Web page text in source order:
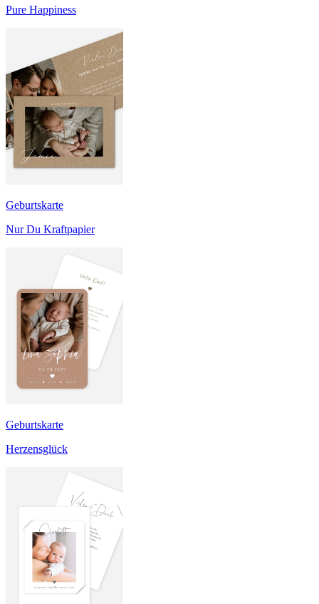
Pure Happiness
Geburtskarte
Nur Du Kraftpapier
Geburtskarte
Herzensglück